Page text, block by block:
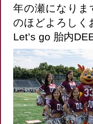
年の瀬になりま
のほどよろしく
Let’s go 胎内